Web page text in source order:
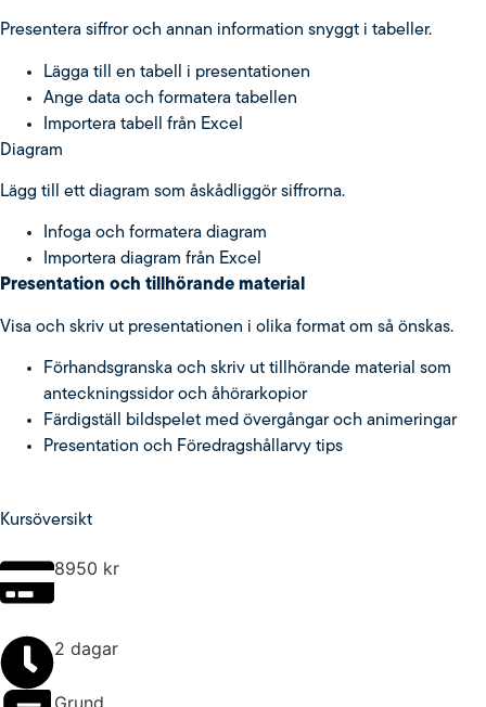
Presentera siffror och annan information snyggt i tabeller.
Lägga till en tabell i presentationen
Ange data och formatera tabellen
Importera tabell från Excel
Diagram
Lägg till ett diagram som åskådliggör siffrorna.
Infoga och formatera diagram
Importera diagram från Excel
Presentation och tillhörande material
Visa och skriv ut presentationen i olika format om så önskas.
Förhandsgranska och skriv ut tillhörande material som
anteckningssidor och åhörarkopior
Färdigställ bildspelet med övergångar och animeringar
Presentation och Föredragshållarvy tips
Kursöversikt
8950 kr
2 dagar